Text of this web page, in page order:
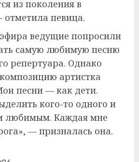
из поколения в
певица.
ведущие попросили
самую любимую песню
репертуара. Однако
артистка
песни — как дети.
кого-то одного и
любимым. Каждая мне
— призналась она.